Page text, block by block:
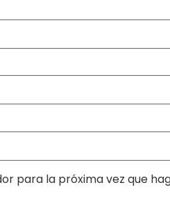
para la próxima vez que